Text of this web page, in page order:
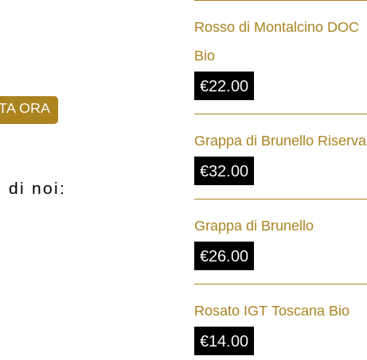
ORA
di noi:
Rosso di Montalcino DOC
Bio
€22.00
Grappa di Brunello Riserva
€32.00
Grappa di Brunello
€26.00
Rosato IGT Toscana Bio
€14.00